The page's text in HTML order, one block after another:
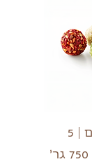
כדורי תמרים | 5